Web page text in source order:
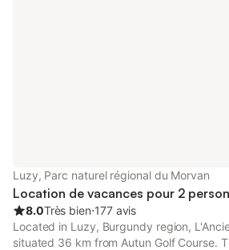
Luzy, Parc naturel régional du Morvan
Location de vacances pour 2
8.0Très bien⋅177 avis
Located in Luzy, Burgundy region,
situated 36 km from Autun Golf Course.